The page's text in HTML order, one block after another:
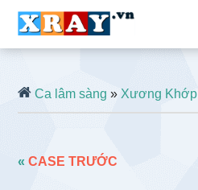
Ca lâm sàng »Xương Khớp
«CASE TRƯỚC